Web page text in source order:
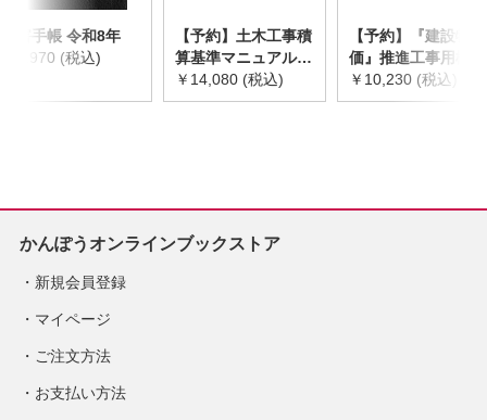
災害手帳 令和8年
￥2,970 (税込)
【予約】土木工事積
算基準マニュアル
令和8年度版
※2026年8月下旬発
￥14,080 (税込)
【予約】『建設物
価』推進工事用機械
器具等基礎価格表
2026年度版
￥10,230 (税込)
かんぽうオンラインブックストア
新規会員登録
マイページ
ご注文方法
お支払い方法